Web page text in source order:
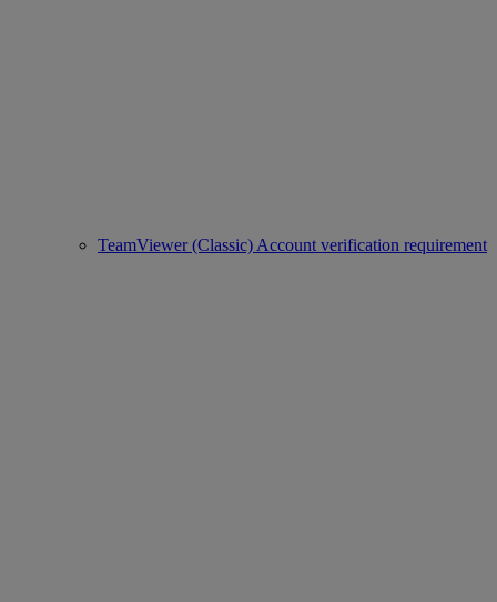
TeamViewer (Classic) Account verification requirement